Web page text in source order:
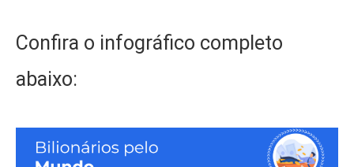
Confira o infográfico completo
abaixo: